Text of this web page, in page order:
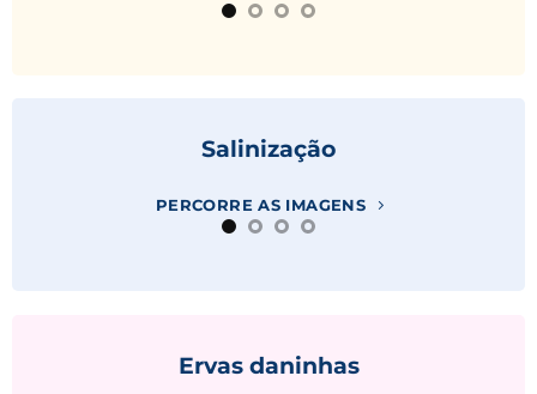
Salinização
PERCORRE AS IMAGENS
Ervas daninhas